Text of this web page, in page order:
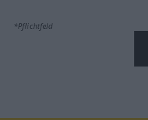
*Pflichtfeld